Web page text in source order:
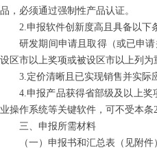
品，必须通过强制性产品认证。
2.申报软件创新度高且具备以下
研发期间申请且取得（或已申
设区市以上奖项或被设区市以上列为
3.定价清晰且已实现销售并实际
4.申报产品获得省部级及以上
业操作系统等关键软件，可不受本
三、申报所需材料
（一）申报书和汇总表（见附件